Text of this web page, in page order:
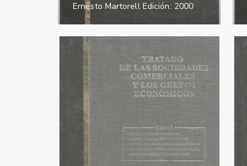
Ernesto Martorell Edición: 2000